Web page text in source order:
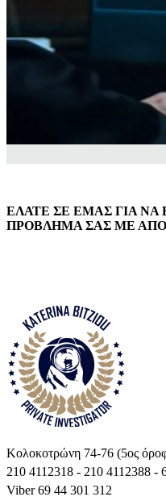
ΕΛΑΤΕ ΣΕ ΕΜΑΣ ΓΙΑ
ΠΡΟΒΛΗΜΑ ΣΑΣ ΜΕ
Κολοκοτρώνη 74-76 (5ος
210 4112318 - 210 4112388 -
Viber 69 44 301 312